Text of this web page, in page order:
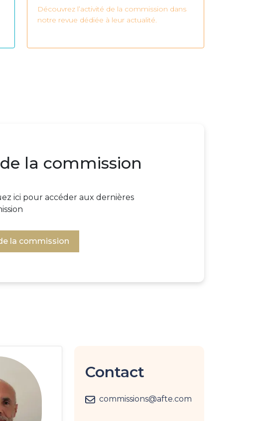
Découvrez l’activité de la commission dans
notre revue dédiée à leur actualité.
la commission
ici pour accéder aux dernières
la commission
Contact
commissions@afte.com